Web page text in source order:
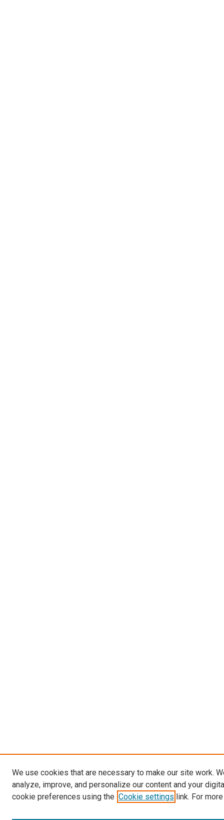
We use cookies that are necessary to make our site work.
analyze, improve, and personalize our content and your
cookie preferences using the Cookie settings link. For